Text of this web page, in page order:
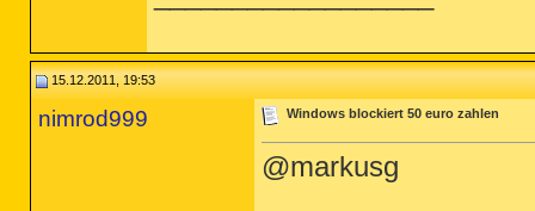
15.12.2011, 19:53
nimrod999 Windows blockiert 50 euro zahlen
@markusg